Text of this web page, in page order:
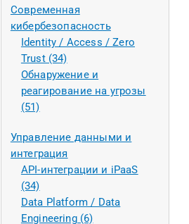
Современная
кибербезопасность
Identity / Access / Zero
Trust (34)
Обнаружение и
реагирование на угрозы
(51)
Управление данными и
интеграция
API-интеграции и iPaaS
(34)
Data Platform / Data
Engineering (6)